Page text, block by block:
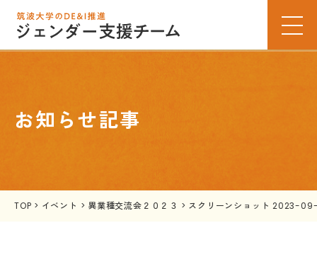
お知らせ記事
TOP > イベント > 異業種交流会２０２３ > スクリーンショット 2023-